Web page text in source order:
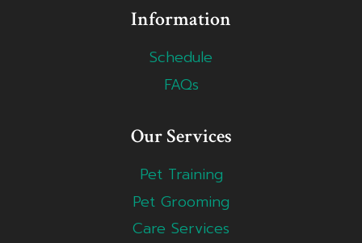
Information
Schedule
FAQs
Our Services
Pet Training
Pet Grooming
Care Services